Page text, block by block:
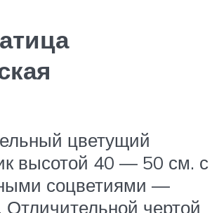
цветущий
высотой 40 — 50 см. с
соцветиями —
Отличительной чертой